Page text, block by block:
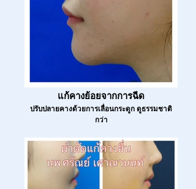
แก้คางย้อยจากการฉีด
ปรับปลายคางด้วยการเลื่อนกระดูก ดูธรรมชาติ
กว่า